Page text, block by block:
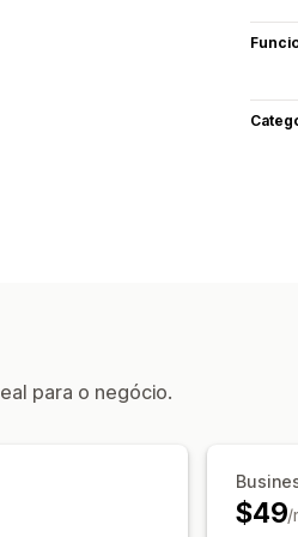
para o negócio.
$49/